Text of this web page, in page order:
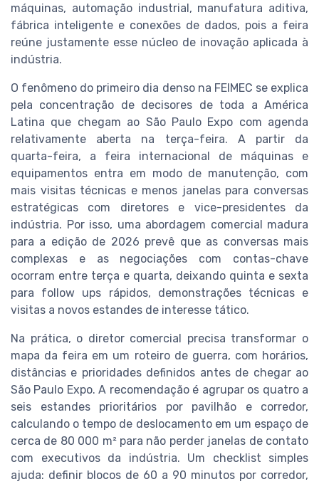
máquinas, automação industrial, manufatura aditiva,
fábrica inteligente e conexões de dados, pois a feira
reúne justamente esse núcleo de inovação aplicada à
indústria.
O fenômeno do primeiro dia denso na FEIMEC se explica
pela concentração de decisores de toda a América
Latina que chegam ao São Paulo Expo com agenda
relativamente aberta na terça-feira. A partir da
quarta-feira, a feira internacional de máquinas e
equipamentos entra em modo de manutenção, com
mais visitas técnicas e menos janelas para conversas
estratégicas com diretores e vice-presidentes da
indústria. Por isso, uma abordagem comercial madura
para a edição de 2026 prevê que as conversas mais
complexas e as negociações com contas-chave
ocorram entre terça e quarta, deixando quinta e sexta
para follow ups rápidos, demonstrações técnicas e
visitas a novos estandes de interesse tático.
Na prática, o diretor comercial precisa transformar o
mapa da feira em um roteiro de guerra, com horários,
distâncias e prioridades definidos antes de chegar ao
São Paulo Expo. A recomendação é agrupar os quatro a
seis estandes prioritários por pavilhão e corredor,
calculando o tempo de deslocamento em um espaço de
cerca de 80 000 m² para não perder janelas de contato
com executivos da indústria. Um checklist simples
ajuda: definir blocos de 60 a 90 minutos por corredor,